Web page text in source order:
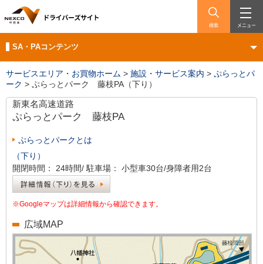
検索 メニュー
SA・PAコンテンツ
サービスエリア・お買物ホーム > 施設・サービス案内 > ぷらっとパ
ーク > ぷらっとパーク 藤枝PA（下り）
新東名高速道路
ぷらっとパーク 藤枝PA
ぷらっとパークとは
（下り）
開閉時間：
24時間/ 駐車場： 小型車30台/身障者用2台
※Googleマップは詳細情報から確認できます。
広域MAP